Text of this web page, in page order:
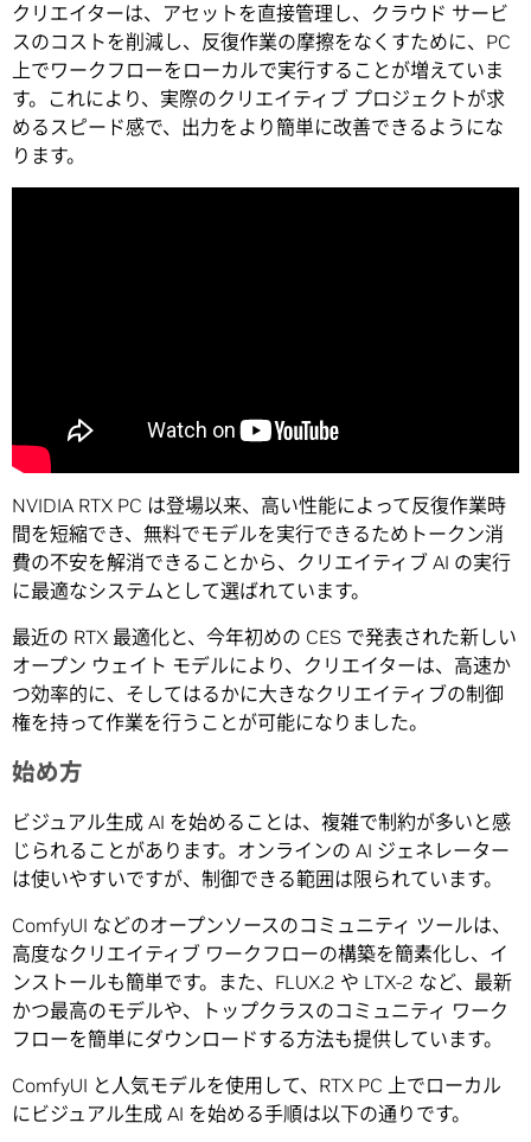
クリエイターは、アセットを直接管理し、クラウド サービ
スのコストを削減し、反復作業の摩擦をなくすために、PC
上でワークフローをローカルで実行することが増えていま
す。これにより、実際のクリエイティブ プロジェクトが求
めるスピード感で、出力をより簡単に改善できるようにな
ります。
NVIDIA RTX PC は登場以来、高い性能によって反復作業時
間を短縮でき、無料でモデルを実行できるためトークン消
費の不安を解消できることから、クリエイティブ AI の実行
に最適なシステムとして選ばれています。
最近の RTX 最適化と、今年初めの CES で発表された新しい
オープン ウェイト モデルにより、クリエイターは、高速か
つ効率的に、そしてはるかに大きなクリエイティブの制御
権を持って作業を行うことが可能になりました。
始め方
ビジュアル生成 AI を始めることは、複雑で制約が多いと感
じられることがあります。オンラインの AI ジェネレーター
は使いやすいですが、制御できる範囲は限られています。
ComfyUI などのオープンソースのコミュニティ ツールは、
高度なクリエイティブ ワークフローの構築を簡素化し、イ
ンストールも簡単です。また、FLUX.2 や LTX-2 など、最新
かつ最高のモデルや、トップクラスのコミュニティ ワーク
フローを簡単にダウンロードする方法も提供しています。
ComfyUI と人気モデルを使用して、RTX PC 上でローカル
にビジュアル生成 AI を始める手順は以下の通りです。